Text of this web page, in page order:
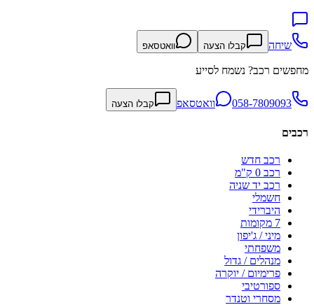
שיחה קבלו הצעה וואטסאפ
מחפשים רכב? נשמח לסייע
058-7809093 וואטסאפ קבלו הצעה
רכבים
רכב חדש
רכב 0 ק"מ
רכב יד שניה
חשמלי
היברידי
7 מקומות
מיני / ג'יפון
משפחתי
מנהלים / גדול
פרימיום / יוקרה
ספורטיבי
מסחרי וטנדר